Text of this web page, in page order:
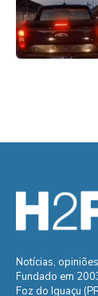
Notícias,
Fundado em
Foz do Iguaçu